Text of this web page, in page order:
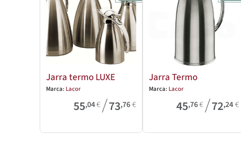
Jarra termo LUXE
Marca: Lacor
55,04€/73,76€
Jarra Termo
Marca: Lacor
45,76€/72,24€